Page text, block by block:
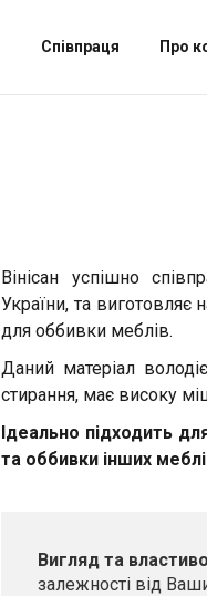
Співпраця Про
Вінісан успішно
України, та виготовляє
для оббивки меблів.
Даний матеріал
стирання, має високу
Ідеально підходить
та оббивки інших
Вигляд та
залежності від